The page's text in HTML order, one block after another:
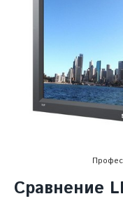
Сравнение